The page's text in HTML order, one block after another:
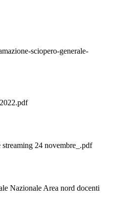
sciopero-generale-
24 novembre_.pdf
Nazionale Area nord docenti